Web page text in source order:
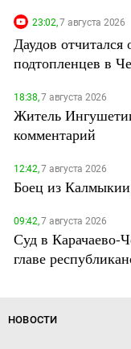
23:02,7 августа 2026
Даудов
подтопленцев в
18:38,7 августа 2026
Житель
комментарий
12:42,7 августа 2026
Боец из
09:42,7 августа 2026
Суд в Карачаево-
главе
НОВОСТИ